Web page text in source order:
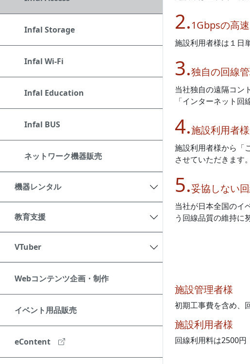
Infal Storage
Infal Wi-Fi
Infal Education
Infal BUS
ネットワーク機器販売
機器レンタル
教育支援
VTuber
Webコンテンツ企画・制作
イベント用品販売
eContent
2.1Gbpsの高
施設利用者様は１日
3.独自の回線
当社独自の遠隔コン
「インターネット回
4.施設利用者
施設利用者様から「
させていただきます。
5.妥協しない
当社が日本全国のイ
う回線品質の維持に
施設管理者様
初期工事費を含め、
施設利用者様
回線利用料は2500円